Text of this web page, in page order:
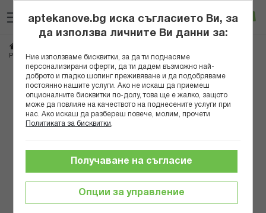
към
съдържанието
Вход
РИВАНА ЕТЕР.МАСЛО ЗА СУХА КОЖА 100МЛ
Преминете
края
aptekanove.bg иска съгласието Ви, за
да използва личните Ви данни за:
Ние използваме бисквитки, за да ти поднасяме
персонализирани оферти, да ти дадем възможно най-
доброто и гладко шопинг преживяване и да подобряваме
постоянно нашите услуги. Ако не искаш да приемеш
опционалните бисквитки по-долу, това ще е жалко, защото
може да повлияе на качеството на поднесените услуги при
нас. Ако искаш да разбереш повече, молим, прочети
Политиката за бисквитки
Опции за управление
Получаване на съгласие